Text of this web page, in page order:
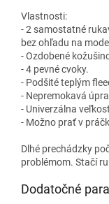
Vlastnosti:
- 2 samostatné
bez ohľadu na
- Ozdobené
- 4 pevné cvoky.
- Podšité teplým
- Nepremokavá
- Univerzálna
- Možno prať v
Dlhé prechádzky
problémom. Stačí
Dodatočné